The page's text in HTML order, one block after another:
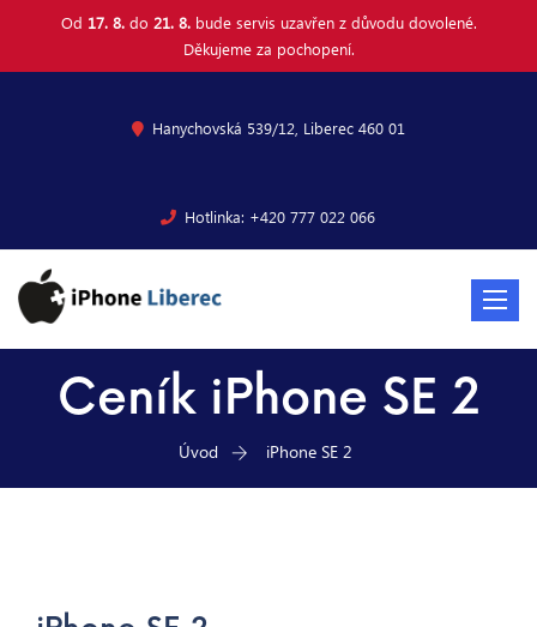
Od 17. 8.do 21. 8.bude servis uzavřen z důvodu dovolené.
Děkujeme za pochopení.
Hanychovská 539/12, Liberec 460 01
Hotlinka: +420 777 022 066
Toggle
Ceník iPhone SE 2
Úvod iPhone SE 2